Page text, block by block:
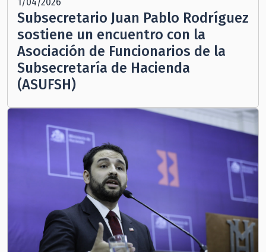
Subsecretario Juan Pablo Rodríguez
sostiene un encuentro con la
Asociación de Funcionarios de la
Subsecretaría de Hacienda
(ASUFSH)